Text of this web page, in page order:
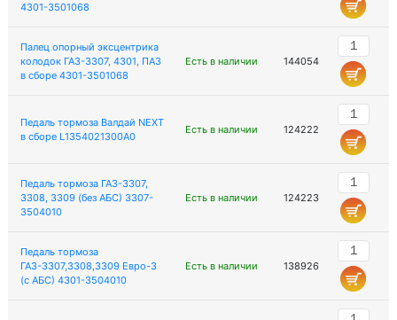
4301-3501068
Палец опорный эксцентрика
колодок ГАЗ-3307, 4301, ПАЗ
в сборе 4301-3501068
Есть в наличии 144054
Педаль тормоза Валдай NEXT
в сборе L1354021300A0
Есть в наличии 124222
Педаль тормоза ГАЗ-3307,
3308, 3309 (без АБС) 3307-
3504010
Есть в наличии 124223
Педаль тормоза
ГАЗ-3307,3308,3309 Евро-3
(с АБС) 4301-3504010
Есть в наличии 138926